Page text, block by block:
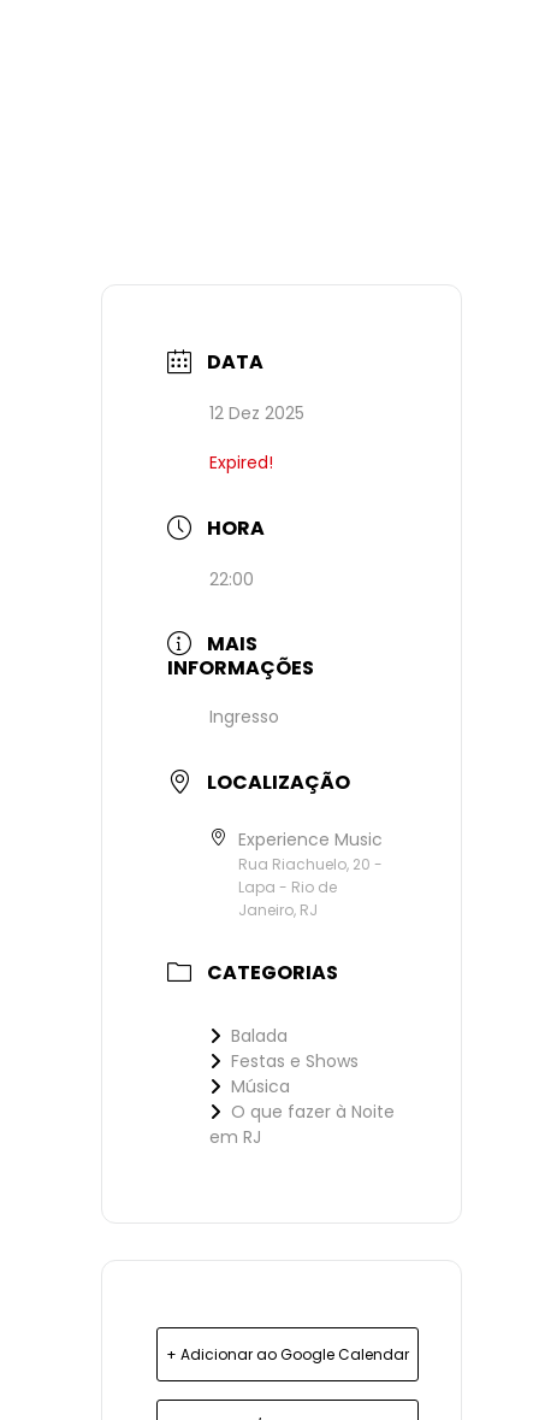
DATA
12 Dez 2025
Expired!
HORA
22:00
MAIS
INFORMAÇÕES
Ingresso
LOCALIZAÇÃO
Experience Music
Rua Riachuelo, 20 -
Lapa - Rio de
Janeiro, RJ
CATEGORIAS
Balada
Festas e Shows
Música
O que fazer à Noite
em RJ
+ Adicionar ao Google Calendar